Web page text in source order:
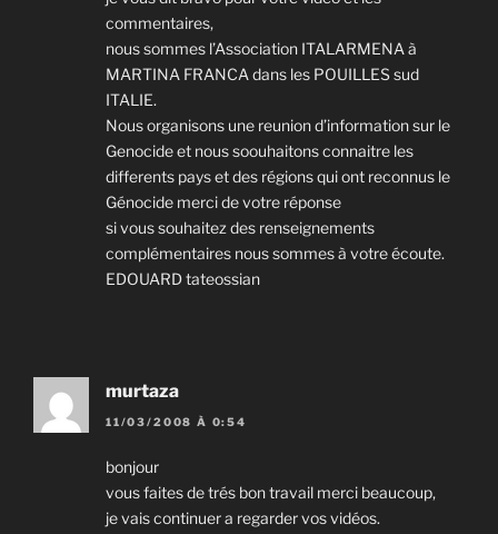
commentaires,
nous sommes l’Association ITALARMENA à
MARTINA FRANCA dans les POUILLES sud
ITALIE.
Nous organisons une reunion d’information sur le
Genocide et nous soouhaitons connaitre les
differents pays et des régions qui ont reconnus le
Génocide merci de votre réponse
si vous souhaitez des renseignements
complémentaires nous sommes à votre écoute.
EDOUARD tateossian
murtaza
11/03/2008 À 0:54
bonjour
vous faites de trés bon travail merci beaucoup,
je vais continuer a regarder vos vidéos.